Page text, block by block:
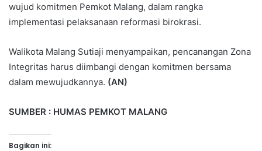
wujud komitmen Pemkot Malang, dalam rangka
implementasi pelaksanaan reformasi birokrasi.
Walikota Malang Sutiaji menyampaikan, pencanangan Zona
Integritas harus diimbangi dengan komitmen bersama
dalam mewujudkannya. (AN)
SUMBER : HUMAS PEMKOT MALANG
Bagikan ini: